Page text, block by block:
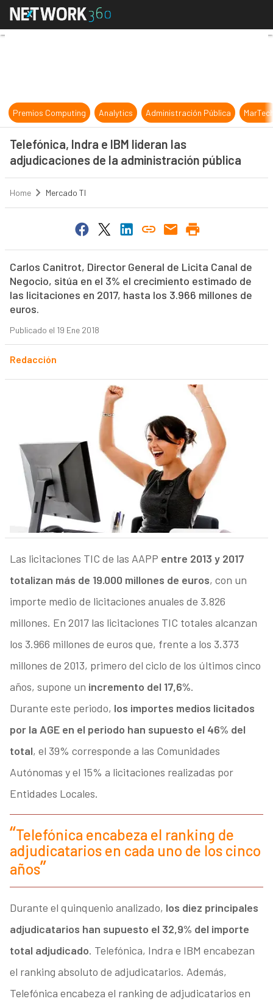
Telefónica, Indra e IBM lideran
Premios Computing Analytics Administración Pública
Telefónica, Indra e IBM lideran las
adjudicaciones de la administración pública
Home Mercado TI
Carlos Canitrot, Director General de Licita Canal de
Negocio, sitúa en el 3% el crecimiento estimado de
las licitaciones en 2017, hasta los 3.966 millones de
euros.
Publicado el 19 Ene 2018
Redacción
Las licitaciones TIC de las AAPP entre 2013 y 2017
totalizan más de 19.000 millones de euros, con un
importe medio de licitaciones anuales de 3.826
millones. En 2017 las licitaciones TIC totales alcanzan
los 3.966 millones de euros que, frente a los 3.373
millones de 2013, primero del ciclo de los últimos cinco
años, supone un incremento del 17,6%.
Durante este periodo, los importes medios licitados
por la AGE en el periodo han supuesto el 46% del
total, el 39% corresponde a las Comunidades
Autónomas y el 15% a licitaciones realizadas por
Entidades Locales.
Telefónica encabeza el ranking de
adjudicatarios en cada uno de los cinco
años
Durante el quinquenio analizado, los diez principales
adjudicatarios han supuesto el 32,9% del importe
total adjudicado. Telefónica, Indra e IBM encabezan
el ranking absoluto de adjudicatarios. Además,
Telefónica encabeza el ranking de adjudicatarios en